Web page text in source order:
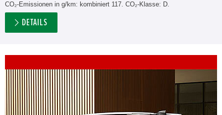
CO₂-Emissionen in g/km: kombiniert 117. CO₂-Klasse: D.
DETAILS